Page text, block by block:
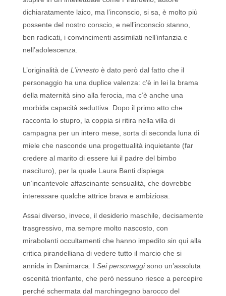
dichiaratamente laico, ma l’inconscio, si sa, è molto più
possente del nostro conscio, e nell’inconscio stanno,
ben radicati, i convincimenti assimilati nell’infanzia e
nell’adolescenza.
L’originalità de L’innesto è dato però dal fatto che il
personaggio ha una duplice valenza: c’è in lei la brama
della maternità sino alla ferocia, ma c’è anche una
morbida capacità seduttiva. Dopo il primo atto che
racconta lo stupro, la coppia si ritira nella villa di
campagna per un intero mese, sorta di seconda luna di
miele che nasconde una progettualità inquietante (far
credere al marito di essere lui il padre del bimbo
nascituro), per la quale Laura Banti dispiega
un’incantevole affascinante sensualità, che dovrebbe
interessare qualche attrice brava e ambiziosa.
Assai diverso, invece, il desiderio maschile, decisamente
trasgressivo, ma sempre molto nascosto, con
mirabolanti occultamenti che hanno impedito sin qui alla
critica pirandelliana di vedere tutto il marcio che si
annida in Danimarca. I Sei personaggisono un’assoluta
oscenità trionfante, che però nessuno riesce a percepire
perché schermata dal marchingegno barocco del